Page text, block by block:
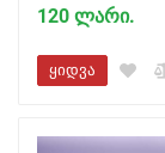
120 ლარი.
ყიდვა